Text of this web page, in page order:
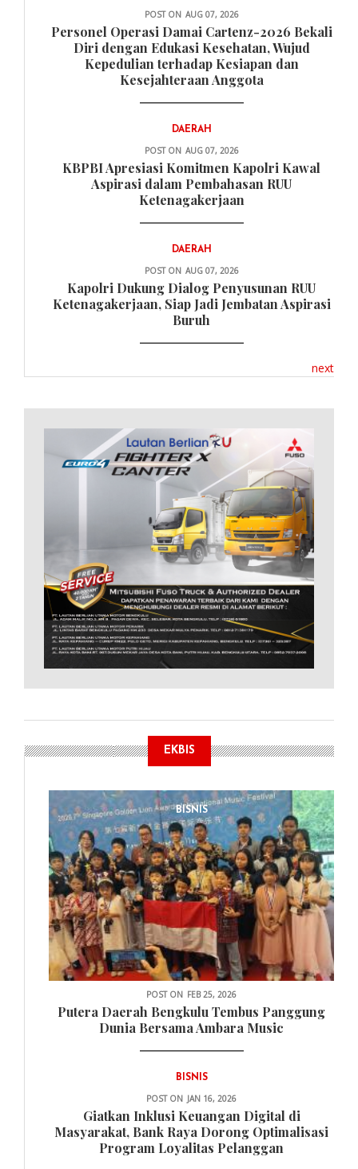
POST ON AUG 07, 2026
Personel Operasi Damai Cartenz-2026 Bekali
Diri dengan Edukasi Kesehatan, Wujud
Kepedulian terhadap Kesiapan dan
Kesejahteraan Anggota
DAERAH
POST ON AUG 07, 2026
KBPBI Apresiasi Komitmen Kapolri Kawal
Aspirasi dalam Pembahasan RUU
Ketenagakerjaan
DAERAH
POST ON AUG 07, 2026
Kapolri Dukung Dialog Penyusunan RUU
Ketenagakerjaan, Siap Jadi Jembatan Aspirasi
Buruh
next
EKBIS
BISNIS
POST ON FEB 25, 2026
Putera Daerah Bengkulu Tembus Panggung
Dunia Bersama Ambara Music
BISNIS
POST ON JAN 16, 2026
Giatkan Inklusi Keuangan Digital di
Masyarakat, Bank Raya Dorong Optimalisasi
Program Loyalitas Pelanggan